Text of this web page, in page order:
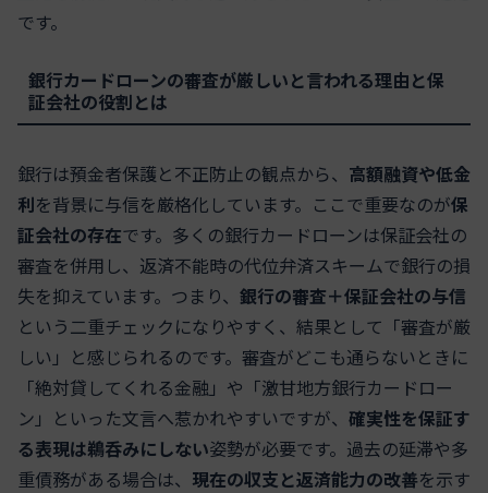
です。
銀行カードローンの審査が厳しいと言われる理由と保
証会社の役割とは
銀行は預金者保護と不正防止の観点から、 高額融資や低金
利を背景に与信を厳格化しています。ここで重要なのが保
証会社の存在です。多くの銀行カードローンは保証会社の
審査を併用し、返済不能時の代位弁済スキームで銀行の損
失を抑えています。つまり、 銀行の審査＋保証会社の与信
という二重チェックになりやすく、結果として「審査が厳
しい」と感じられるのです。審査がどこも通らないときに
「絶対貸してくれる金融」や「激甘地方銀行カードロー
ン」といった文言へ惹かれやすいですが、 確実性を保証す
る表現は鵜呑みにしない姿勢が必要です。過去の延滞や多
重債務がある場合は、 現在の収支と返済能力の改善を示す